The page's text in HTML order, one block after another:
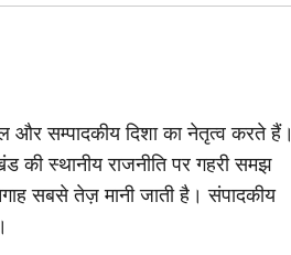
और सम्पादकीय दिशा का नेतृत्व करते हैं।
की स्थानीय राजनीति पर गहरी समझ
सबसे तेज़ मानी जाती है। संपादकीय